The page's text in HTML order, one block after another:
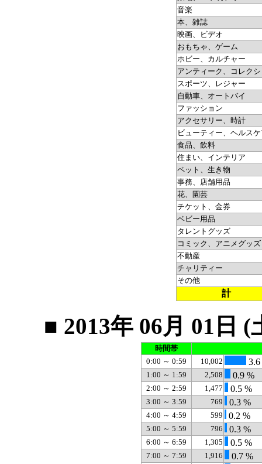
音楽
本、雑誌
映画、ビデオ
おもちゃ、ゲーム
ホビー、カルチャー
アンティーク、コレク
スポーツ、レジャー
自動車、オートバイ
ファッション
アクセサリー、時計
ビューティー、ヘルス
食品、飲料
住まい、インテリア
ペット、生き物
事務、店舗用品
花、園芸
チケット、金券
ベビー用品
タレントグッズ
コミック、アニメグッズ
不動産
チャリティー
その他
計
■ 2013年 06月 01日
時間帯
0:00 ～ 0:59
10,002 3.6
1:00 ～ 1:59 2,508 0.9 %
2:00 ～ 2:59 1,477 0.5 %
3:00 ～ 3:59 769 0.3 %
4:00 ～ 4:59 599 0.2 %
5:00 ～ 5:59 796 0.3 %
6:00 ～ 6:59 1,305 0.5 %
7:00 ～ 7:59 1,916 0.7 %